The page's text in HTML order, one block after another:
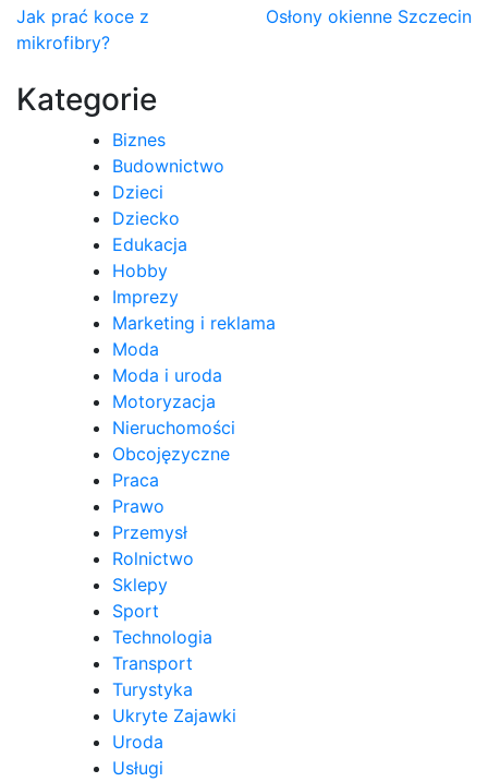
Nawigacja
wpisu
Jak prać koce z
mikrofibry?
Osłony okienne Szczecin
Kategorie
Biznes
Budownictwo
Dzieci
Dziecko
Edukacja
Hobby
Imprezy
Marketing i reklama
Moda
Moda i uroda
Motoryzacja
Nieruchomości
Obcojęzyczne
Praca
Prawo
Przemysł
Rolnictwo
Sklepy
Sport
Technologia
Transport
Turystyka
Ukryte Zajawki
Uroda
Usługi